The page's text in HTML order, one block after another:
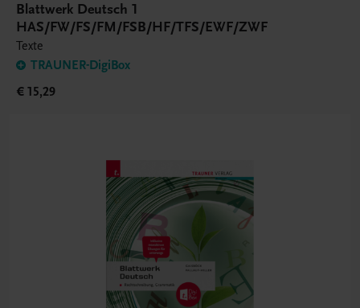
Blattwerk Deutsch 1
HAS/FW/FS/FM/FSB/HF/TFS/EWF/ZWF
Texte
TRAUNER-DigiBox
€ 15,29